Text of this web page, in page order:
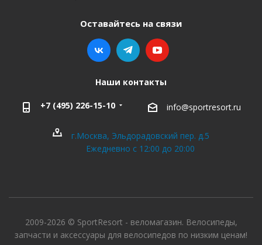
Оставайтесь на связи
Наши контакты
+7 (495) 226-15-10 info@sportresort.ru
г.Москва, Эльдорадовский пер. д.5
Ежедневно с 12:00 до 20:00
2009-2026 © SportResort - веломагазин. Велосипеды,
запчасти и аксессуары для велосипедов по низким ценам!